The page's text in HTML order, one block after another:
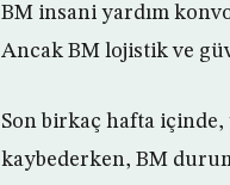
BM insani yardım
Ancak BM lojistik ve
Son birkaç hafta içinde,
kaybederken, BM